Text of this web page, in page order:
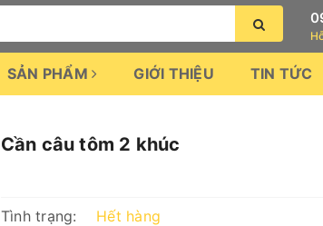
SẢN PHẨM GIỚI THIỆU TIN TỨC
Cần câu tôm 2 khúc
Tình trạng:
Hết hàng